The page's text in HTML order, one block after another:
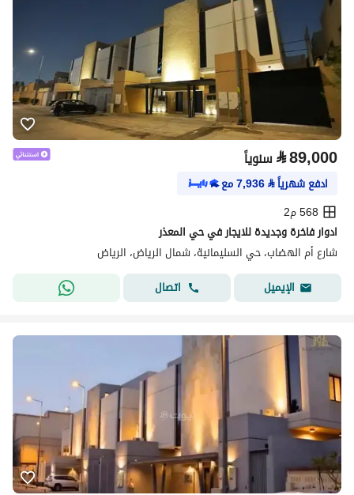
⃁89,000 سنوياً
ادفع شهرياً⃁
7,936مع
568 م2
ادوار فاخرة وجديدة للايجار في حي المعذر
شارع أم الهضاب، حي السليمانية، شمال الرياض، الرياض
الإيميل
اتصال